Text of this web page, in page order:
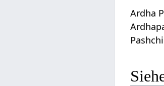
Ardha